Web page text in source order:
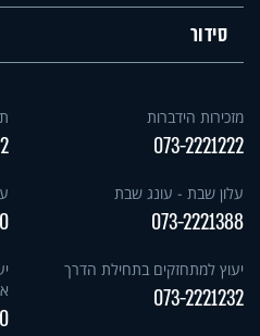
סידור
מזכירות הידברות
073-2221222
עלון שבת - עונג שבת
073-2221388
יעוץ למתחזקים בתחילת הדרך
073-2221232